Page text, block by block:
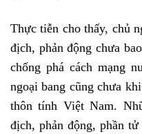
Thực tiễn cho thấy, chủ
địch, phản động chưa
chống phá cách mạng
ngoại bang cũng chưa
thôn tính Việt Nam.
địch, phản động, phần